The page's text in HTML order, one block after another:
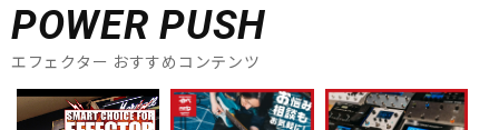
POWER PUSH
エフェクター おすすめコンテンツ